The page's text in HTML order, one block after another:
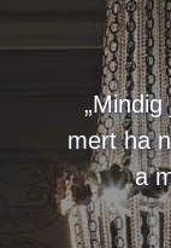
mert ha
a